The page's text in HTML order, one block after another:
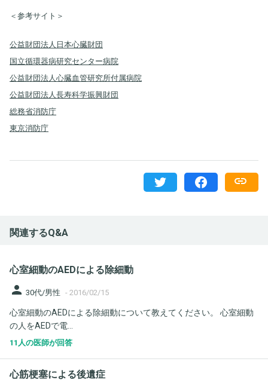
＜参考サイト＞
公益財団法人日本心臓財団
国立循環器病研究センター病院
公益財団法人心臓血管研究所付属病院
公益財団法人長寿科学振興財団
総務省消防庁
東京消防庁
関連するQ&A
心室細動のAEDによる除細動
person 30代/男性 - 2016/02/15
心室細動のAEDによる除細動について教えてください。 心室細動
の人をAEDで電...
11人の医師が回答
心筋梗塞による後遺症